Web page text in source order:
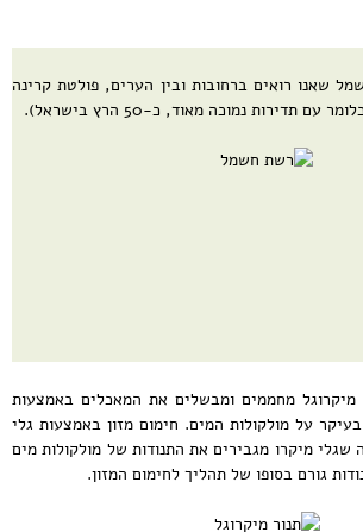
שאנו רואים ברחובות ובין הערים, פולטת קרינה
תדירות נמוכה מאוד, כ-50 הרץ בישראל).
מיקרוגל מחממים ומבשלים את המאכלים באמצעות
על מולקולות המים. חימום מזון באמצעות גלי
מיקרו מגבירים את התנודות של מולקולות מים
גורם בסופו של תהליך לחימום המזון.